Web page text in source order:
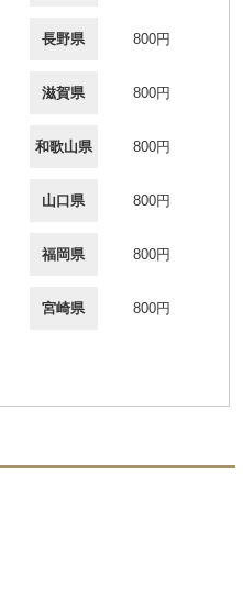
長野県 800円
滋賀県 800円
和歌山県 800円
山口県 800円
福岡県 800円
宮崎県 800円